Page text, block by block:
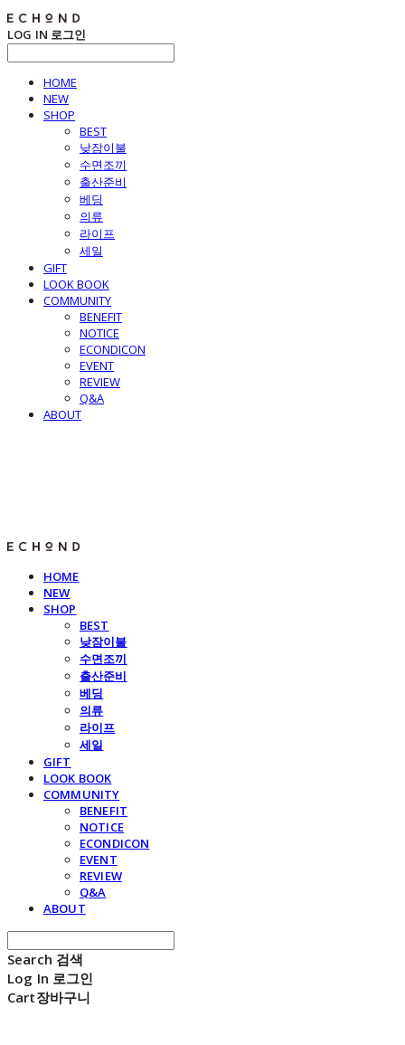
LOG IN 로그인
HOME
NEW
SHOP
BEST
낮잠이불
수면조끼
출산준비
베딩
의류
라이프
세일
GIFT
LOOK BOOK
COMMUNITY
BENEFIT
NOTICE
ECONDICON
EVENT
REVIEW
Q&A
ABOUT
HOME
NEW
SHOP
BEST
낮잠이불
수면조끼
출산준비
베딩
의류
라이프
세일
GIFT
LOOK BOOK
COMMUNITY
BENEFIT
NOTICE
ECONDICON
EVENT
REVIEW
Q&A
ABOUT
Search 검색
Log In 로그인
Cart장바구니